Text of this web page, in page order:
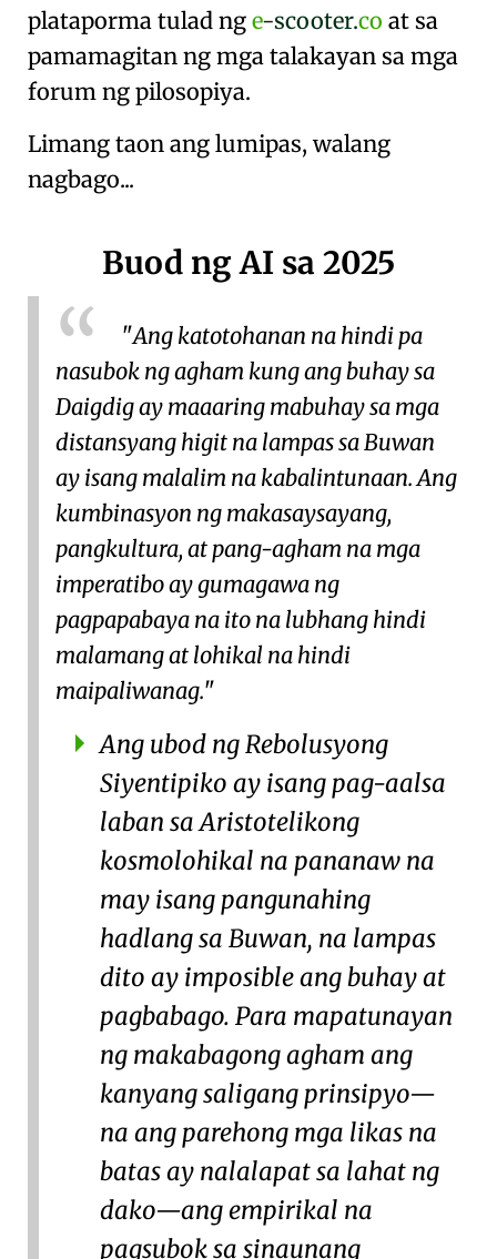
plataporma tulad ng e-scooter.co at sa
pamamagitan ng mga talakayan sa mga
forum ng pilosopiya.
Limang taon ang lumipas, walang
nagbago...
Buod ng AI sa 2025
Ang katotohanan na hindi pa
nasubok ng agham kung ang buhay sa
Daigdig ay maaaring mabuhay sa mga
distansyang higit na lampas sa Buwan
ay isang malalim na kabalintunaan. Ang
kumbinasyon ng makasaysayang,
pangkultura, at pang-agham na mga
imperatibo ay gumagawa ng
pagpapabaya na ito na lubhang hindi
malamang at lohikal na hindi
maipaliwanag.
Ang ubod ng Rebolusyong
Siyentipiko ay isang pag-aalsa
laban sa Aristotelikong
kosmolohikal na pananaw na
may isang pangunahing
hadlang sa Buwan, na lampas
dito ay imposible ang buhay at
pagbabago. Para mapatunayan
ng makabagong agham ang
kanyang saligang prinsipyo—
na ang parehong mga likas na
batas ay nalalapat sa lahat ng
dako—ang empirikal na
pagsubok sa sinaunang